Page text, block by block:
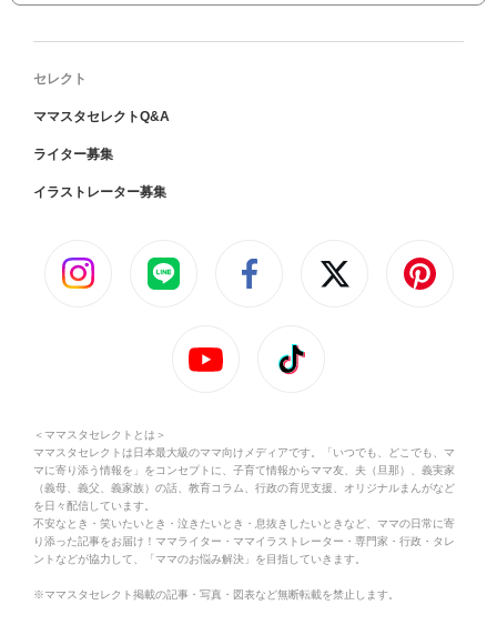
セレクト
ママスタセレクトQ&A
ライター募集
イラストレーター募集
＜ママスタセレクトとは＞
ママスタセレクトは日本最大級のママ向けメディアです。「いつでも、どこでも、マ
マに寄り添う情報を」をコンセプトに、子育て情報からママ友、夫（旦那）、義実家
（義母、義父、義家族）の話、教育コラム、行政の育児支援、オリジナルまんがなど
を日々配信しています。
不安なとき・笑いたいとき・泣きたいとき・息抜きしたいときなど、ママの日常に寄
り添った記事をお届け！ママライター・ママイラストレーター・専門家・行政・タレ
ントなどが協力して、「ママのお悩み解決」を目指していきます。
※ママスタセレクト掲載の記事・写真・図表など無断転載を禁止します。